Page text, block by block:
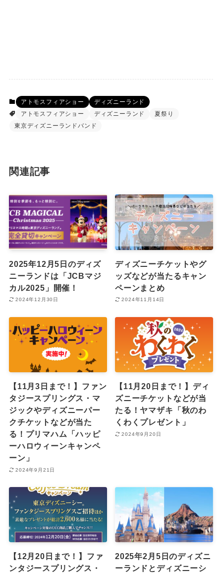
アトモスフィアショー
ディズニーランド
アトモスフィアショー
ディズニーランド
夏祭り
東京ディズニーランドバンド
関連記事
2025年12月5日のディズ
ニーランドは「JCBマジ
カル2025」開催！
2024年12月30日
ディズニーチケットやグ
ッズなどが当たるキャン
ペーンまとめ
2024年11月14日
【11月3日まで！】ファン
タジースプリングス・マ
ジックやディズニーパー
クチケットなどが当た
る！プリマハム「ハッピ
ーハロウィーンキャンペ
ーン」
2024年9月21日
【11月20日まで！】ディ
ズニーチケットなどが当
たる！ヤマザキ「秋のわ
くわくプレゼント」
2024年9月20日
【12月20日まで！】ファ
ンタジースプリングス・
2025年2月5日のディズニ
ーランドとディズニーシ